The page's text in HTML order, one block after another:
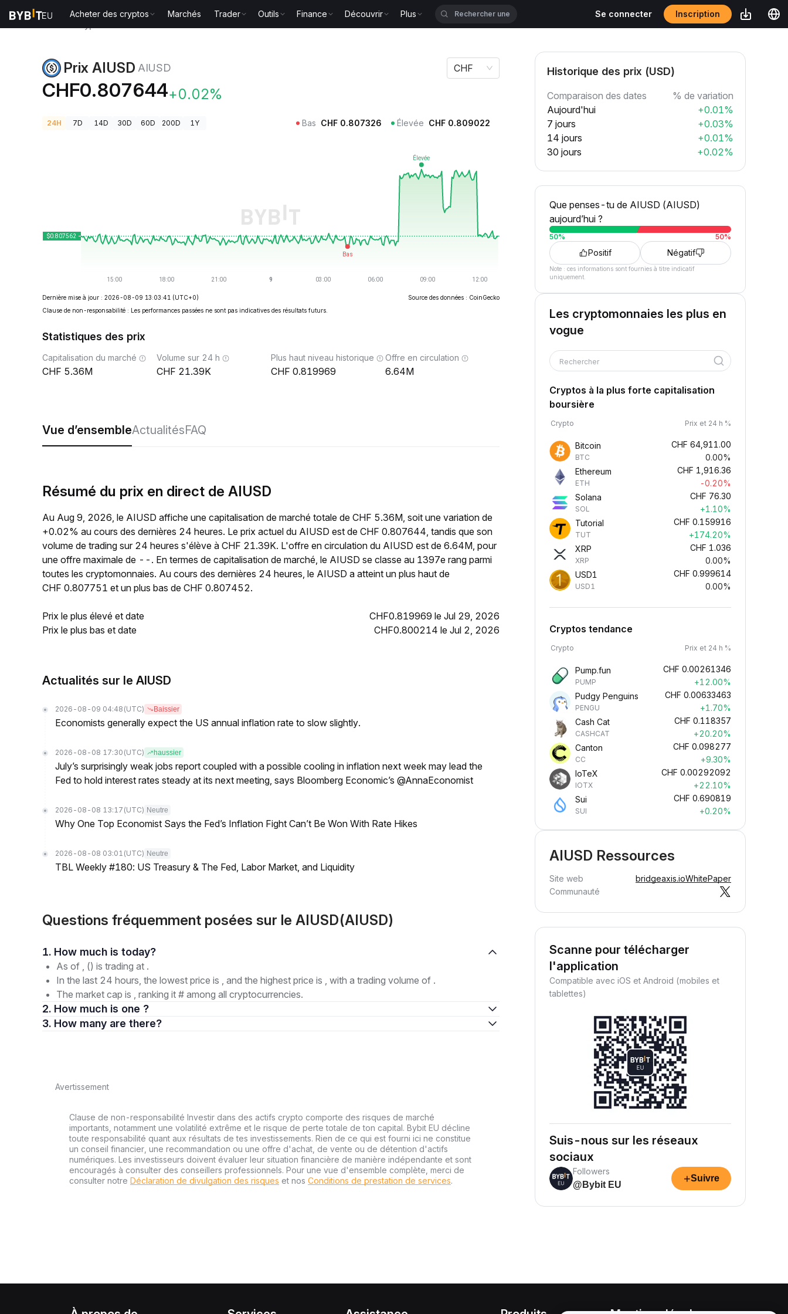
Acheter des cryptos Marchés Trader Outils Finance Découvrir Plus Se connecter Inscription
Prix AIUSD AIUSD
CHF0.807644+0.02%
CHF
24H 7D 14D 30D 60D 200D 1Y Bas CHF 0.807326 Élevée CHF 0.809022
Dernière mise à jour : 2026-08-09 13:03:41 (UTC+0)
Source des données : CoinGecko
Clause de non-responsabilité : Les performances passées ne sont pas indicatives des résultats futurs.
Statistiques des prix
Capitalisation du marché
5.36M
Volume sur 24 h
21.39K
Plus haut niveau historique
0.819969
Offre en circulation
6.64M
Vue d’ensembleActualitésFAQ
Résumé du prix en direct de AIUSD
Au Aug 9, 2026, le AIUSD affiche une capitalisation de marché totale de CHF 5.36M, soit une variation de
+0.02% au cours des dernières 24 heures. Le prix actuel du AIUSD est de CHF 0.807644, tandis que son
volume de trading sur 24 heures s'élève à CHF 21.39K. L'offre en circulation du AIUSD est de 6.64M, pour
une offre maximale de --. En termes de capitalisation de marché, le AIUSD se classe au 1397e rang parmi
toutes les cryptomonnaies. Au cours des dernières 24 heures, le AIUSD a atteint un plus haut de
CHF 0.807751 et un plus bas de CHF 0.807452.
Prix le plus élevé et date
CHF0.819969 le Jul 29, 2026
Prix le plus bas et date
CHF0.800214 le Jul 2, 2026
Actualités sur le AIUSD
2026-08-09 04:48 (UTC) Baissier
Economists generally expect the US annual inflation rate to slow slightly.
2026-08-08 17:30 (UTC) haussier
July’s surprisingly weak jobs report coupled with a possible cooling in inflation next week may lead the
Fed to hold interest rates steady at its next meeting, says Bloomberg Economic’s @AnnaEconomist
2026-08-08 13:17 (UTC) Neutre
Why One Top Economist Says the Fed’s Inflation Fight Can’t Be Won With Rate Hikes
2026-08-08 03:01 (UTC) Neutre
TBL Weekly #180: US Treasury & The Fed, Labor Market, and Liquidity
Questions fréquemment posées sur le AIUSD(AIUSD)
1. How much is today?
As of , () is trading at .
In the last 24 hours, the lowest price is , and the highest price is , with a trading volume of .
The market cap is , ranking it # among all cryptocurrencies.
2. How much is one ?
3. How many are there?
Avertissement
Clause de non-responsabilité Investir dans des actifs crypto comporte des risques de marché
importants, notamment une volatilité extrême et le risque de perte totale de ton capital. Bybit EU décline
toute responsabilité quant aux résultats de tes investissements. Rien de ce qui est fourni ici ne constitue
un conseil financier, une recommandation ou une offre d'achat, de vente ou de détention d'actifs
numériques. Les investisseurs doivent évaluer leur situation financière de manière indépendante et sont
encouragés à consulter des conseillers professionnels. Pour une vue d'ensemble complète, merci de
consulter notre Déclaration de divulgation des risques et nos Conditions de prestation de services.
Historique des prix (USD)
Comparaison des dates
% de variation
Aujourd'hui
+0.01%
7 jours
+0.03%
14 jours
+0.01%
30 jours
+0.02%
Que penses-tu de AIUSD (AIUSD)
aujourd’hui ?
50% 50%
Positif Négatif
Note : ces informations sont fournies à titre indicatif
uniquement.
Les cryptomonnaies les plus en
vogue
Rechercher
Cryptos à la plus forte capitalisation
boursière
Crypto Prix et 24 h %
Bitcoin
BTC
CHF 64,911.00
0.00%
Ethereum
ETH
CHF 1,916.36
-0.20%
Solana
SOL
CHF 76.30
+1.10%
Tutorial
TUT
CHF 0.159916
+174.20%
XRP
XRP
CHF 1.036
0.00%
USD1
USD1
CHF 0.999614
0.00%
Cryptos tendance
Crypto Prix et 24 h %
Pump.fun
PUMP
CHF 0.00261346
+12.00%
Pudgy Penguins
PENGU
CHF 0.00633463
+1.70%
Cash Cat
CASHCAT
CHF 0.118357
+20.20%
Canton
CC
CHF 0.098277
+9.30%
IoTeX
IOTX
CHF 0.00292092
+22.10%
Sui
SUI
CHF 0.690819
+0.20%
AIUSD Ressources
Site web bridgeaxis.ioWhitePaper
Communauté
Scanne pour télécharger
l'application
Compatible avec iOS et Android (mobiles et
tablettes)
Suis-nous sur les réseaux
sociaux
Followers
@Bybit EU
+Suivre